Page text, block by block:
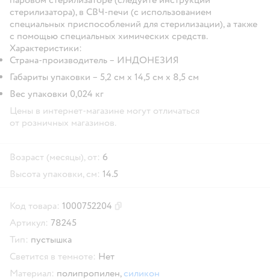
стерилизатора), в СВЧ-печи (с использованием
специальных приспособлений для стерилизации), а также
с помощью специальных химических средств.
Характеристики:
Страна-производитель – ИНДОНЕЗИЯ
Габариты упаковки – 5,2 см x 14,5 см x 8,5 см
Вес упаковки 0,024 кг
Цены в интернет-магазине могут отличаться
от розничных магазинов.
Возраст (месяцы), от: 6
Высота упаковки, см: 14.5
Код товара: 1000752204
Артикул: 78245
Тип: пустышка
Светится в темноте: Нет
Материал: полипропилен, силикон